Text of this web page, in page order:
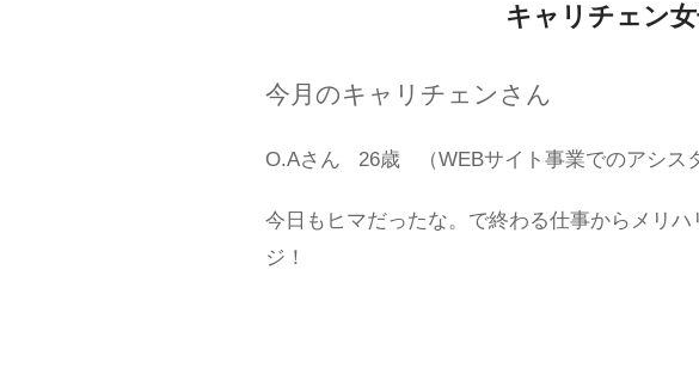
キャリチェン
今月のキャリチェンさん
O.Aさん 26歳 （WEBサイト事業でのアシス
今日もヒマだったな。で終わる仕事からメリ
ジ！